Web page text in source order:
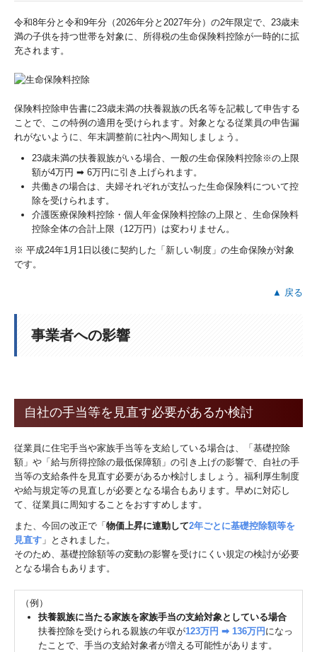
令和8年分と令和9年分（2026年分と2027年分）の2年限定で、23歳未
満の子供を持つ世帯を対象に、所得税の生命保険料控除が一時的に拡
充されます。
保険料控除申告書に23歳未満の扶養親族の氏名等を記載して申告する
ことで、この特例の適用を受けられます。対象となる従業員の申告漏
れがないように、年末調整前に社内へ周知しましょう。
23歳未満の扶養親族がいる場合、一般の生命保険料控除※の上限
額が4万円 ➡ 6万円に引き上げられます。
共働きの場合は、夫婦それぞれが支払った生命保険料について控
除を受けられます。
介護医療保険料控除・個人年金保険料控除の上限と、生命保険料
控除全体の合計上限（12万円）は変わりません。
※ 平成24年1月1日以後に契約した「新しい制度」の生命保険が対象
です。
▲ 戻る
事業者への影響
自社の手当等を見直す必要があるか検討
従業員に住宅手当や家族手当等を支給している場合は、「基礎控除
額」や「給与所得控除の最低保障額」の引き上げの影響で、自社の手
当等の支給条件を見直す必要があるか検討しましょう。福利厚生制度
や給与規定等の見直しが必要となる場合もあります。早めに対応し
て、従業員に周知することをおすすめします。
また、今回の改正で「 物価上昇に連動して2年ごとに基礎控除額等を
見直す 」とされました。
そのため、基礎控除額等の変動の影響を受けにくい規定の検討が必要
となる場合もあります。
（例）
扶養親族に当たる家族を家族手当の支給対象としている場合
扶養控除を受けられる親族の年収が123万円 ➡ 136万円 になっ
たことで、手当の支給対象者が増える可能性があります。